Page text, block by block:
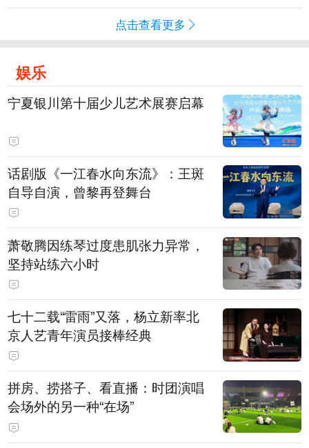
点击查看更多
娱乐
宁夏银川第十届少儿艺术展赛启幕
话剧版《一江春水向东流》：王斑
自导自演，曾黎再登舞台
萧敬腾因练琴过度患肌张力异常，
坚持站练六小时
七十二载“雷雨”又落，杨立新率北
京人艺青年演员接棒经典
拼房、捞搭子、看直播：时团演唱
会场外的另一种“在场”